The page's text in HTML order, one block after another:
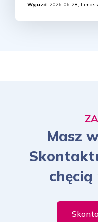
Wyjazd: 2026-06-28,
Masz
chęcią